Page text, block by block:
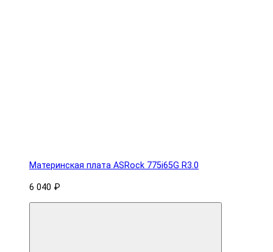
Материнская плата ASRock 775i65G R3.0
6 040 ₽